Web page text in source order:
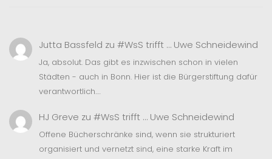
Jutta Bassfeld zu #WsS trifft … Uwe Schneidewind
Ja, absolut. Das gibt es inzwischen schon in vielen
Städten - auch in Bonn. Hier ist die Bürgerstiftung dafür
verantwortlich.…
HJ Greve zu #WsS trifft … Uwe Schneidewind
Offene Bücherschränke sind, wenn sie strukturiert
organisiert und vernetzt sind, eine starke Kraft im